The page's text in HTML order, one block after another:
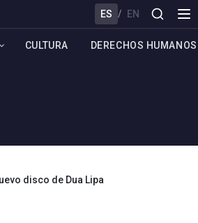
ES / EN
CULTURA DERECHOS HUMANOS
disco de Dua Lipa